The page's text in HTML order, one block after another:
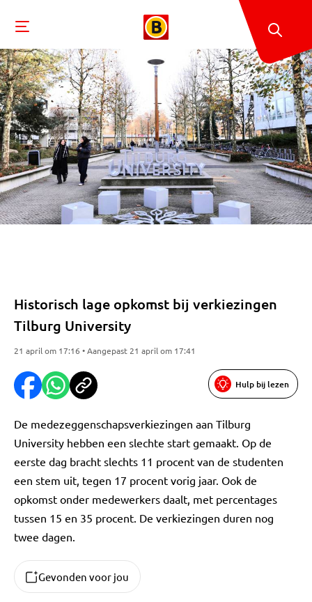
Historisch lage opkomst bij verkiezingen
Tilburg University
21 april om 17:16 • Aangepast 21 april om 17:41
Hulp bij lezen
De medezeggenschapsverkiezingen aan Tilburg
University hebben een slechte start gemaakt. Op de
eerste dag bracht slechts 11 procent van de studenten
een stem uit, tegen 17 procent vorig jaar. Ook de
opkomst onder medewerkers daalt, met percentages
tussen 15 en 35 procent. De verkiezingen duren nog
twee dagen.
Gevonden voor jou